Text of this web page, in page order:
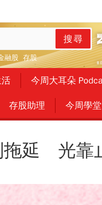
搜尋
融股 存股
今周大耳朵
存股助理 今周學堂
延 光靠